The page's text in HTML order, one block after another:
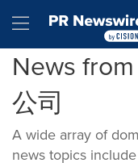
Hamburger
News
公司
A wide array of
news topics